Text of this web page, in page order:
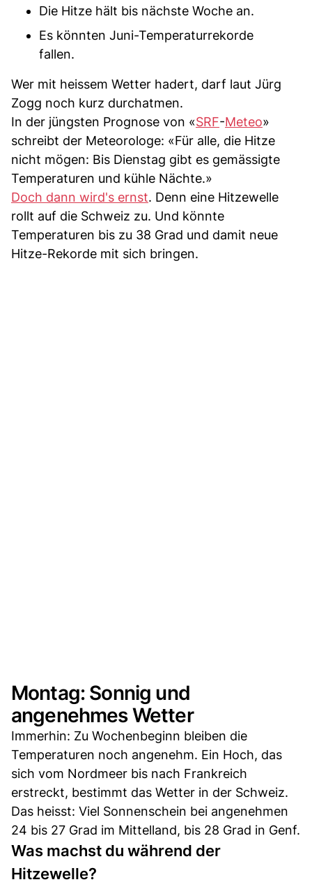
Die Hitze hält bis nächste Woche an.
Es könnten Juni-Temperaturrekorde
fallen.
Wer mit heissem Wetter hadert, darf laut Jürg
Zogg noch kurz durchatmen.
In der jüngsten Prognose von «SRF-Meteo»
schreibt der Meteorologe: «Für alle, die Hitze
nicht mögen: Bis Dienstag gibt es gemässigte
Temperaturen und kühle Nächte.»
Doch dann wird's ernst. Denn eine Hitzewelle
rollt auf die Schweiz zu. Und könnte
Temperaturen bis zu 38 Grad und damit neue
Hitze-Rekorde mit sich bringen.
Montag: Sonnig und
angenehmes Wetter
Immerhin: Zu Wochenbeginn bleiben die
Temperaturen noch angenehm. Ein Hoch, das
sich vom Nordmeer bis nach Frankreich
erstreckt, bestimmt das Wetter in der Schweiz.
Das heisst: Viel Sonnenschein bei angenehmen
24 bis 27 Grad im Mittelland, bis 28 Grad in Genf.
Was machst du während der
Hitzewelle?